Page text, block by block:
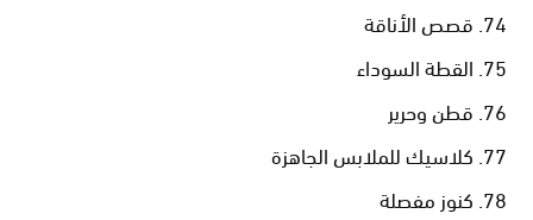
قصص الأناقة
القطة السوداء
قطن وحرير
كلاسيك للملابس الجاهزة
كنوز مفصلة